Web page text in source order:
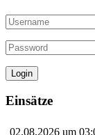
Einsätze
02.08.2026 um